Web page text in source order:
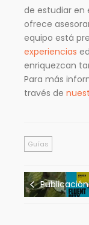
de estudiar en
ofrece
equipo está
experiencias
enriquezcan
Para más
través de
Guías